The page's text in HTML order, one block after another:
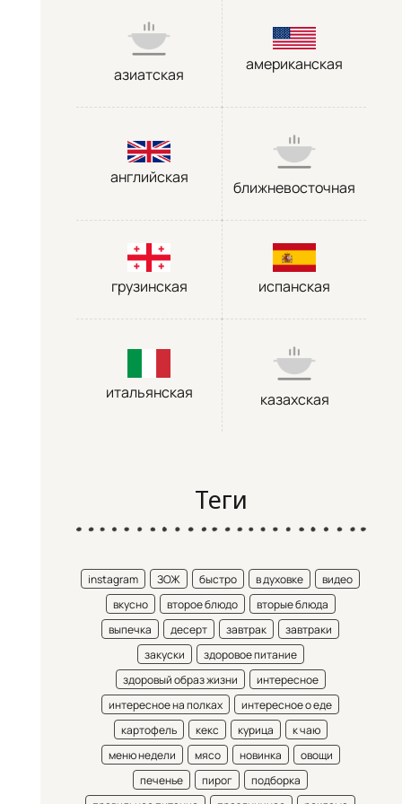
азиатская
американская
английская
ближневосточная
грузинская испанская
итальянская казахская
Теги
instagram ЗОЖ быстро в духовке
видео
вкусно
второе блюдо
вторые блюда
выпечка
десерт завтрак
завтраки
закуски
здоровое питание
здоровый образ жизни
интересное
интересное на полках
интересное о еде
картофель
кекс курица
к чаю
меню недели
мясо новинка
овощи
печенье
пирог
подборка